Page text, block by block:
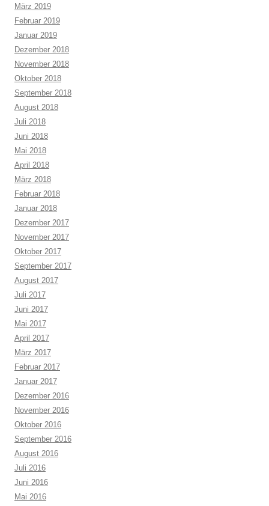
März 2019
Februar 2019
Januar 2019
Dezember 2018
November 2018
Oktober 2018
September 2018
August 2018
Juli 2018
Juni 2018
Mai 2018
April 2018
März 2018
Februar 2018
Januar 2018
Dezember 2017
November 2017
Oktober 2017
September 2017
August 2017
Juli 2017
Juni 2017
Mai 2017
April 2017
März 2017
Februar 2017
Januar 2017
Dezember 2016
November 2016
Oktober 2016
September 2016
August 2016
Juli 2016
Juni 2016
Mai 2016